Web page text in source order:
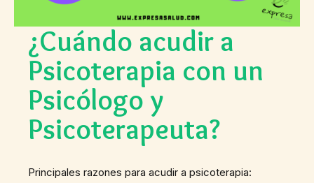
¿Cuándo acudir a
Psicoterapia con un
Psicólogo y
Psicoterapeuta?
Principales razones para acudir a psicoterapia: